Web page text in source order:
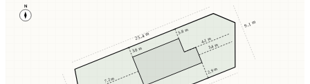
N
3,8 m
3,8 m
2,9 m
7,2 m
3,4 m
4,1 m
25,4 m
9,1 m